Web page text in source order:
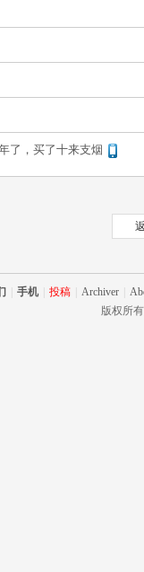
了，买了十来支烟
手机 投稿 Archiver
版权所